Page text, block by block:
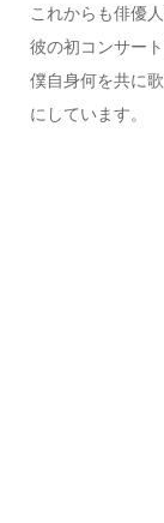
これからも俳優
彼の初コンサート
僕自身何を共に
にしています。